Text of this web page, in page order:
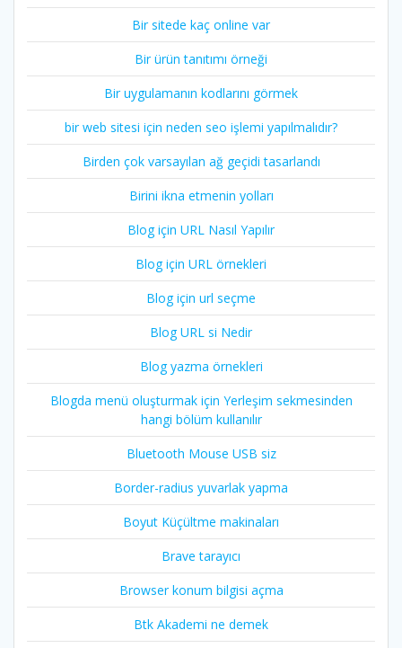
Bir sitede kaç online var
Bir ürün tanıtımı örneği
Bir uygulamanın kodlarını görmek
bir web sitesi için neden seo işlemi yapılmalıdır?
Birden çok varsayılan ağ geçidi tasarlandı
Birini ikna etmenin yolları
Blog için URL Nasıl Yapılır
Blog için URL örnekleri
Blog için url seçme
Blog URL si Nedir
Blog yazma örnekleri
Blogda menü oluşturmak için Yerleşim sekmesinden
hangi bölüm kullanılır
Bluetooth Mouse USB siz
Border-radius yuvarlak yapma
Boyut Küçültme makinaları
Brave tarayıcı
Browser konum bilgisi açma
Btk Akademi ne demek